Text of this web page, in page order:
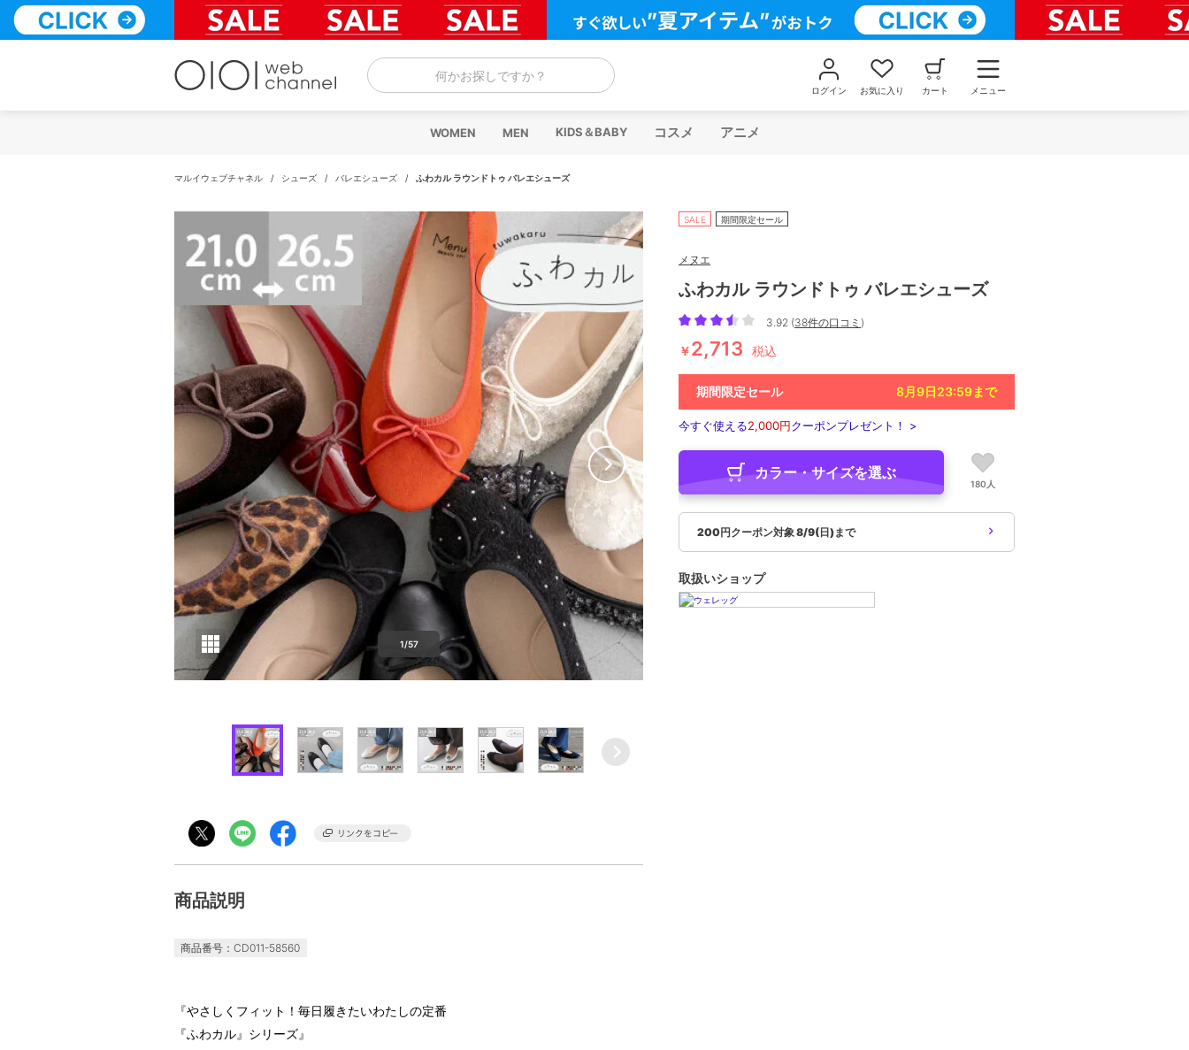
テ
何かお探しですか？
ログイン お気に入り カート メニュー
WOMEN MEN KIDS＆BABY コスメ アニメ
マルイウェブチャネル / シューズ / バレエシューズ / ふわカル ラウンドトゥ バレエシューズ
1/57
商品説明
商品番号：CD011-58560
『やさしくフィット！毎日履きたいわたしの定番
『ふわカル』シリーズ』
SALE 期間限定セール
メヌエ
ふわカル ラウンドトゥ バレエシューズ
3.92 (38件の口コミ )
￥2,713 税込
期間限定セール 8月9日23:59まで
今すぐ使える2,000円クーポンプレゼント！ >
カラー・サイズを選ぶ
180人
200円クーポン対象 8/9(日)まで
取扱いショップ